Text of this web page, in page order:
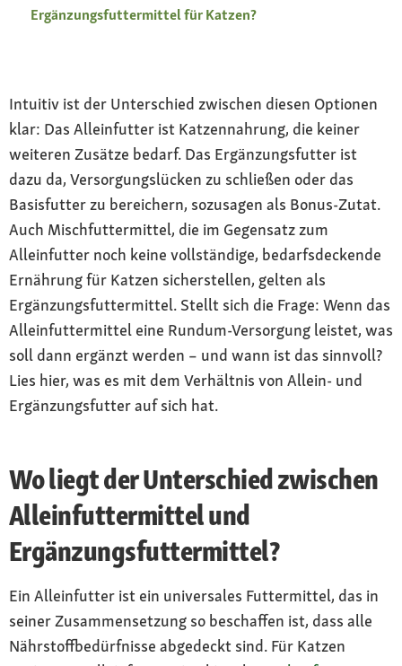
Ergänzungsfuttermittel für Katzen?
Intuitiv ist der Unterschied zwischen diesen Optionen
klar: Das Alleinfutter ist Katzennahrung, die keiner
weiteren Zusätze bedarf. Das Ergänzungsfutter ist
dazu da, Versorgungslücken zu schließen oder das
Basisfutter zu bereichern, sozusagen als Bonus-Zutat.
Auch Mischfuttermittel, die im Gegensatz zum
Alleinfutter noch keine vollständige, bedarfsdeckende
Ernährung für Katzen sicherstellen, gelten als
Ergänzungsfuttermittel. Stellt sich die Frage: Wenn das
Alleinfuttermittel eine Rundum-Versorgung leistet, was
soll dann ergänzt werden – und wann ist das sinnvoll?
Lies hier, was es mit dem Verhältnis von Allein- und
Ergänzungsfutter auf sich hat.
Wo liegt der Unterschied zwischen
Alleinfuttermittel und
Ergänzungsfuttermittel?
Ein Alleinfutter ist ein universales Futtermittel, das in
seiner Zusammensetzung so beschaffen ist, dass alle
Nährstoffbedürfnisse abgedeckt sind. Für Katzen